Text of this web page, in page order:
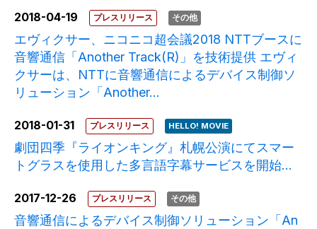
2018-04-19 プレスリリース その他
エヴィクサー、ニコニコ超会議2018 NTTブースに
音響通信「Another Track(R)」を技術提供 エヴィ
クサーは、NTTに音響通信によるデバイス制御ソ
リューション「Another...
2018-01-31 プレスリリース HELLO! MOVIE
劇団四季『ライオンキング』札幌公演にてスマー
トグラスを使用した多言語字幕サービスを開始...
2017-12-26 プレスリリース その他
音響通信によるデバイス制御ソリューション「An